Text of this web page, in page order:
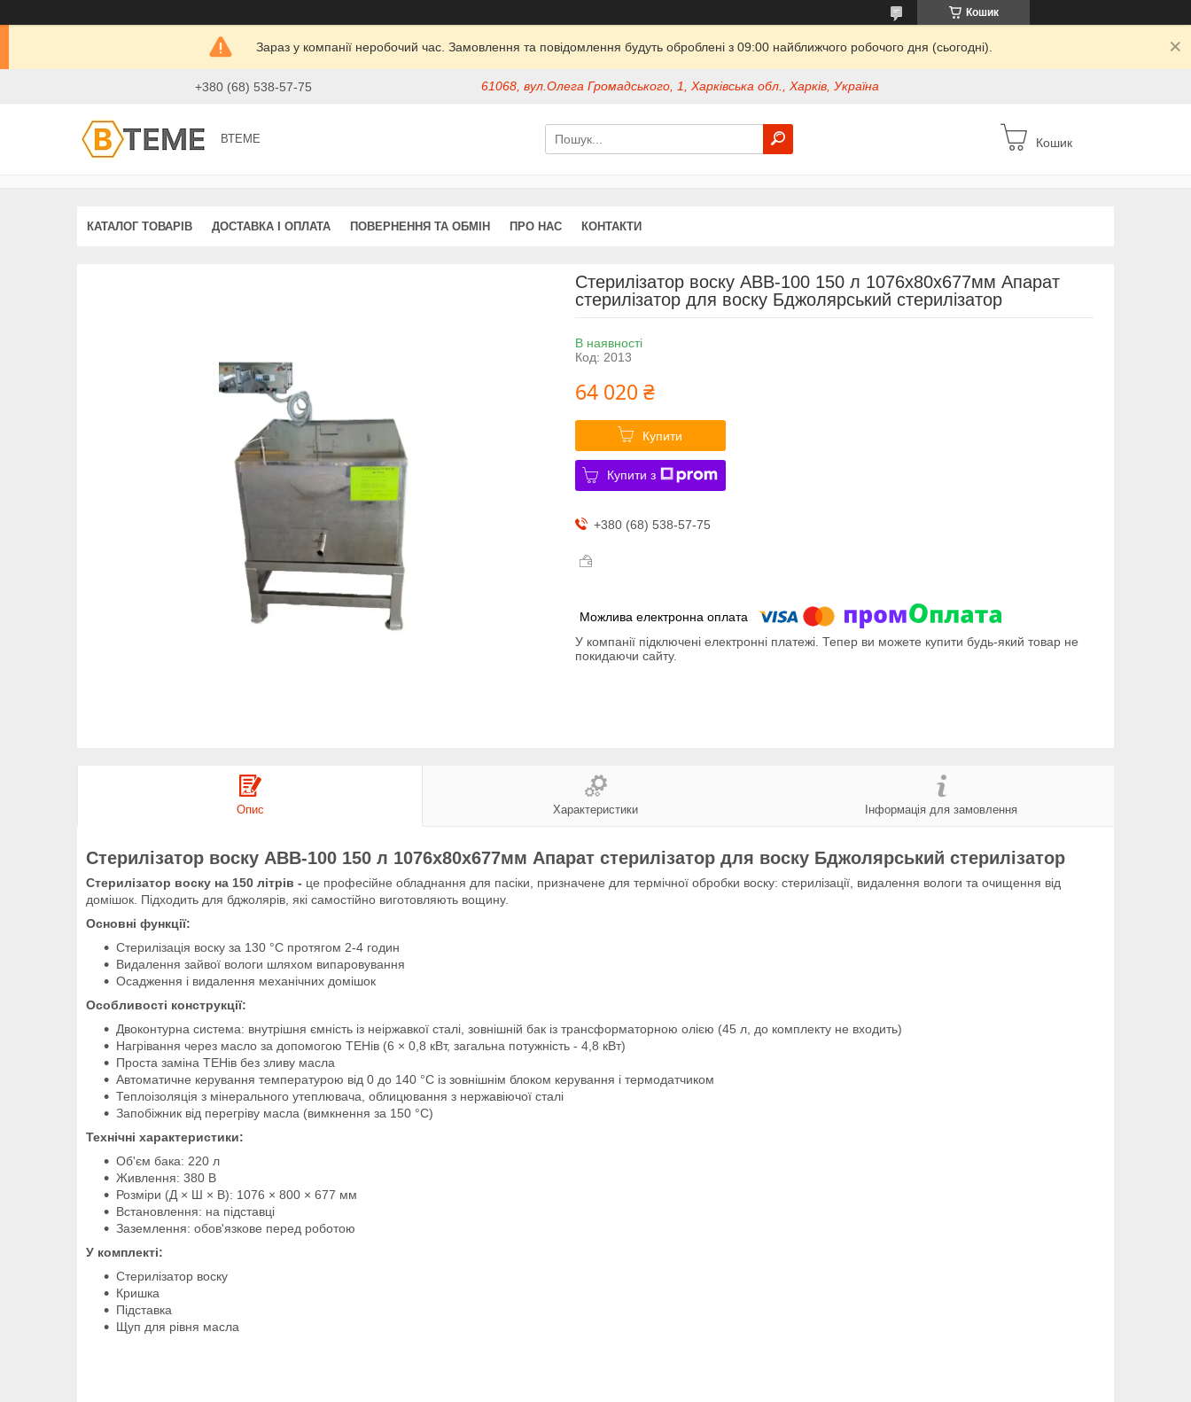
Кошик
Зараз у компанії неробочий час. Замовлення та повідомлення будуть оброблені з 09:00 найближчого робочого дня (сьогодні).
+380 (68) 538-57-75 61068, вул.Олега Громадського, 1, Харківська обл., Харків, Україна
ВТЕМЕ Кошик
КАТАЛОГ ТОВАРІВ ДОСТАВКА І ОПЛАТА ПОВЕРНЕННЯ ТА ОБМІН ПРО НАС КОНТАКТИ
Стерилізатор воску АВВ-100 150 л 1076х80х677мм Апарат
стерилізатор для воску Бджолярський стерилізатор
В наявності
Код: 2013
64 020 ₴
Купити
Купити з
+380 (68) 538-57-75
У компанії підключені електронні платежі. Тепер ви можете купити будь-який товар не
покидаючи сайту.
Опис Характеристики Інформація для замовлення
Стерилізатор воску АВВ-100 150 л 1076х80х677мм Апарат стерилізатор для воску Бджолярський стерилізатор
Стерилізатор воску на 150 літрів - це професійне обладнання для пасіки, призначене для термічної обробки воску: стерилізації, видалення вологи та очищення від
домішок. Підходить для бджолярів, які самостійно виготовляють вощину.
Основні функції:
Стерилізація воску за 130 °C протягом 2-4 годин
Видалення зайвої вологи шляхом випаровування
Осадження і видалення механічних домішок
Особливості конструкції:
Двоконтурна система: внутрішня ємність із неіржавкої сталі, зовнішній бак із трансформаторною олією (45 л, до комплекту не входить)
Нагрівання через масло за допомогою ТЕНів (6 × 0,8 кВт, загальна потужність - 4,8 кВт)
Проста заміна ТЕНів без зливу масла
Автоматичне керування температурою від 0 до 140 °C із зовнішнім блоком керування і термодатчиком
Теплоізоляція з мінерального утеплювача, облицювання з нержавіючої сталі
Запобіжник від перегріву масла (вимкнення за 150 °C)
Технічні характеристики:
Об'єм бака: 220 л
Живлення: 380 В
Розміри (Д × Ш × В): 1076 × 800 × 677 мм
Встановлення: на підставці
Заземлення: обов'язкове перед роботою
У комплекті:
Стерилізатор воску
Кришка
Підставка
Щуп для рівня масла